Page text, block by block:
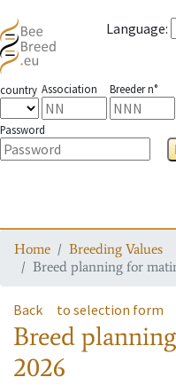
Language:
country Association Breeder n°
Password
Home
Breeding Values
Breed planning for
Back to selection form
Breed
2026